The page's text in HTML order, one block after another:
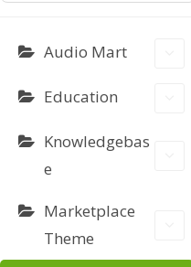
Audio Mart
Education
Knowledgebas
e
Marketplace
Theme